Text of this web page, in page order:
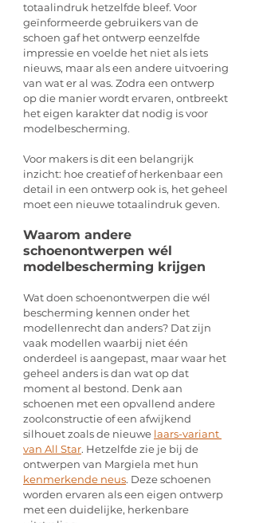
totaalindruk hetzelfde bleef. Voor
geïnformeerde gebruikers van de
schoen gaf het ontwerp eenzelfde
impressie en voelde het niet als iets
nieuws, maar als een andere uitvoering
van wat er al was. Zodra een ontwerp
op die manier wordt ervaren, ontbreekt
het eigen karakter dat nodig is voor
modelbescherming.
Voor makers is dit een belangrijk
inzicht: hoe creatief of herkenbaar een
detail in een ontwerp ook is, het geheel
moet een nieuwe totaalindruk geven.
Waarom andere
schoenontwerpen wél
modelbescherming krijgen
Wat doen schoenontwerpen die wél
bescherming kennen onder het
modellenrecht dan anders? Dat zijn
vaak modellen waarbij niet één
onderdeel is aangepast, maar waar het
geheel anders is dan wat op dat
moment al bestond. Denk aan
schoenen met een opvallend andere
zoolconstructie of een afwijkend
silhouet zoals de nieuwe laars-variant
van All Star. Hetzelfde zie je bij de
ontwerpen van Margiela met hun
kenmerkende neus. Deze schoenen
worden ervaren als een eigen ontwerp
met een duidelijke, herkenbare